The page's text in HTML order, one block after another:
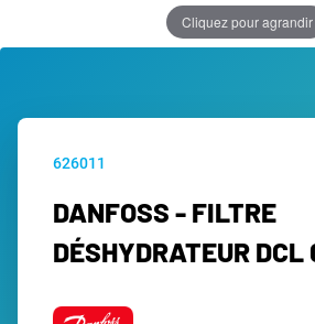
Cliquez pour agrandir
626011
DANFOSS - FILTRE
DÉSHYDRATEUR DCL